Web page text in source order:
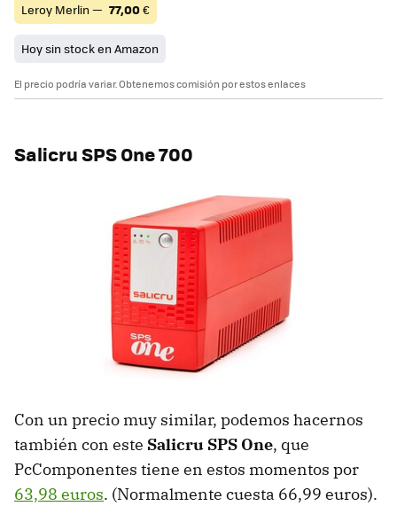
Leroy Merlin — 77,00€
Hoy sin stock en Amazon
El precio podría variar. Obtenemos comisión por estos enlaces
Salicru SPS One 700
Con un precio muy similar, podemos hacernos
también con este Salicru SPS One, que
PcComponentes tiene en estos momentos por
63,98 euros. (Normalmente cuesta 66,99 euros).